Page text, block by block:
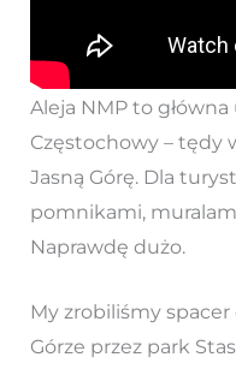
Aleja NMP to
Częstochowy – tędy
Jasną Górę. Dla
pomnikami,
Naprawdę dużo.
My zrobiliśmy
Górze przez park